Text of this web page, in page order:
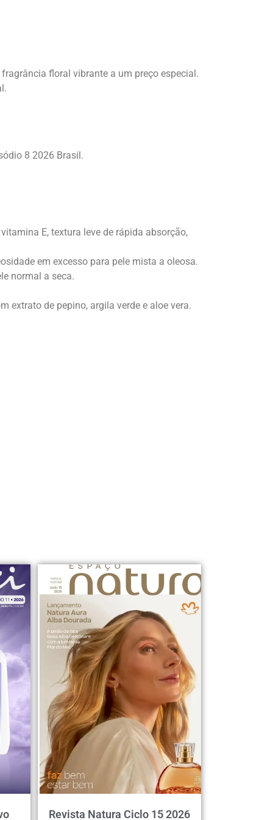
floral vibrante a um preço especial.
8 2026 Brasil.
E, textura leve de rápida absorção,
em excesso para pele mista a oleosa.
normal a seca.
extrato de pepino, argila verde e aloe vera.
Revista Natura Ciclo 15 2026